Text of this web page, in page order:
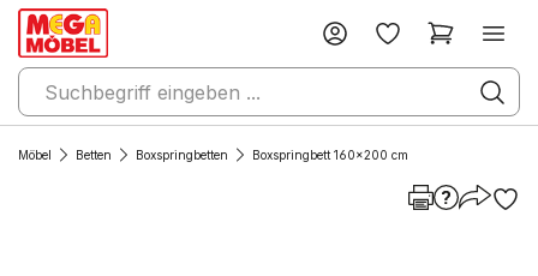
Möbel Betten Boxspringbetten Boxspringbett 160x200 cm